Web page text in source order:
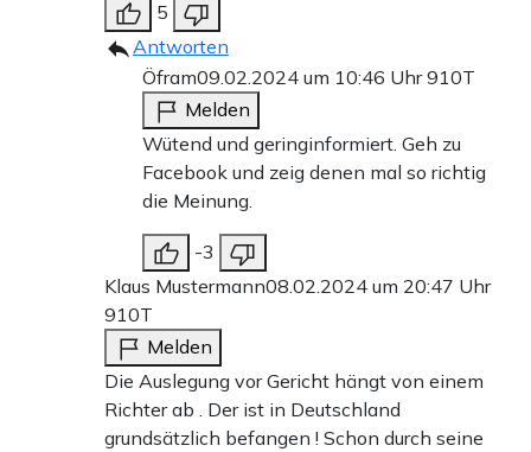
5
Antworten
Öfram09.02.2024 um 10:46 Uhr910T
Melden
Wütend und geringinformiert. Geh zu
Facebook und zeig denen mal so richtig
die Meinung.
-3
Klaus Mustermann08.02.2024 um 20:47 Uhr
910T
Melden
Die Auslegung vor Gericht hängt von einem
Richter ab . Der ist in Deutschland
grundsätzlich befangen ! Schon durch seine